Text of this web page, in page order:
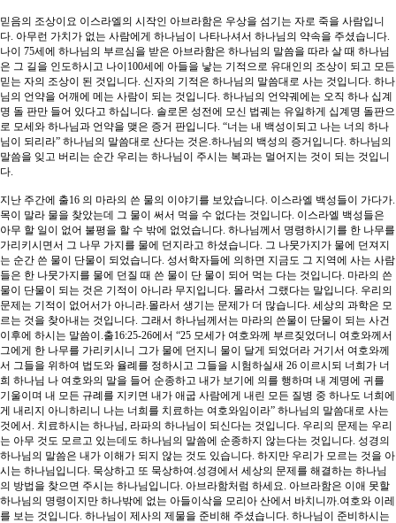
믿음의 조상이요 이스라엘의 시작인 아브라함은 우상을 섬기는 자로 죽을 사람입니
다. 아무런 가치가 없는 사람에게 하나님이 나타나셔서 하나님의 약속을 주셨습니다.
나이 75세에 하나님의 부르심을 받은 아브라함은 하나님의 말씀을 따라 살 때 하나님
은 그 길을 인도하시고 나이100세에 아들을 낳는 기적으로 유대인의 조상이 되고 모든
믿는 자의 조상이 된 것입니다. 신자의 기적은 하나님의 말씀대로 사는 것입니다. 하나
님의 언약을 어깨에 메는 사람이 되는 것입니다. 하나님의 언약궤에는 오직 하나 십계
명 돌 판만 들어 있다고 하십니다. 솔로몬 성전에 모신 법궤는 유일하게 십계명 돌판으
로 모세와 하나님과 언약을 맺은 증거 판입니다. “너는 내 백성이되고 나는 너의 하나
님이 되리라” 하나님의 말씀대로 산다는 것은.하나님의 백성의 증거입니다. 하나님의
말씀을 잊고 버리는 순간 우리는 하나님이 주시는 복과는 멀어지는 것이 되는 것입니
다.
지난 주간에 출16 의 마라의 쓴 물의 이야기를 보았습니다. 이스라엘 백성들이 가다가.
목이 말라 물을 찾았는데 그 물이 써서 먹을 수 없다는 것입니다. 이스라엘 백성들은
아무 할 일이 없어 불평을 할 수 밖에 없었습니다. 하나님께서 명령하시기를 한 나무를
가리키시면서 그 나무 가지를 물에 던지라고 하셨습니다. 그 나뭇가지가 물에 던져지
는 순간 쓴 물이 단물이 되었습니다. 성서학자들에 의하면 지금도 그 지역에 사는 사람
들은 한 나뭇가지를 물에 던질 때 쓴 물이 단 물이 되어 먹는 다는 것입니다. 마라의 쓴
물이 단물이 되는 것은 기적이 아니라 무지입니다. 몰라서 그랬다는 말입니다. 우리의
문제는 기적이 없어서가 아니라.몰라서 생기는 문제가 더 많습니다. 세상의 과학은 모
르는 것을 찾아내는 것입니다. 그래서 하나님께서는 마라의 쓴물이 단물이 되는 사건
이후에 하시는 말씀이.출16:25-26에서 “25 모세가 여호와께 부르짖었더니 여호와께서
그에게 한 나무를 가리키시니 그가 물에 던지니 물이 달게 되었더라 거기서 여호와께
서 그들을 위하여 법도와 율례를 정하시고 그들을 시험하실새 26 이르시되 너희가 너
희 하나님 나 여호와의 말을 들어 순종하고 내가 보기에 의를 행하며 내 계명에 귀를
기울이며 내 모든 규례를 지키면 내가 애굽 사람에게 내린 모든 질병 중 하나도 너희에
게 내리지 아니하리니 나는 너희를 치료하는 여호와임이라” 하나님의 말씀대로 사는
것에서. 치료하시는 하나님, 라파의 하나님이 되신다는 것입니다. 우리의 문제는 우리
는 아무 것도 모르고 있는데도 하나님의 말씀에 순종하지 않는다는 것입니다. 성경의
하나님의 말씀은 내가 이해가 되지 않는 것도 있습니다. 하지만 우리가 모르는 것을 아
시는 하나님입니다. 묵상하고 또 묵상하여.성경에서 세상의 문제를 해결하는 하나님
의 방법을 찾으면 주시는 하나님입니다. 아브라함처럼 하세요. 아브라함은 이애 못할
하나님의 명령이지만 하나밖에 없는 아들이삭을 모리아 산에서 바치니까.여호와 이레
를 보는 것입니다. 하나님이 제사의 제물을 준비해 주셨습니다. 하나님이 준비하시는